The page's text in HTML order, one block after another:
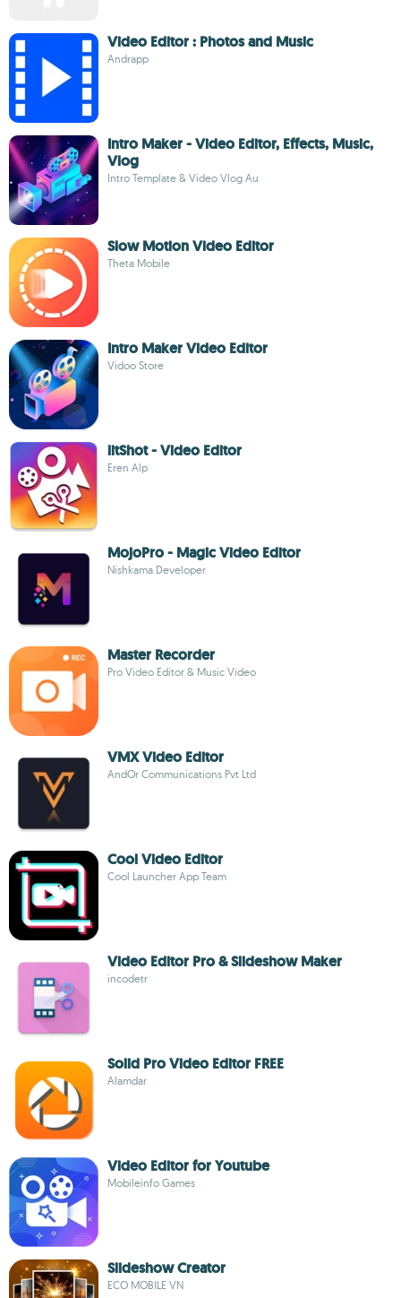
Video Editor : Photos and Music
Andrapp
Intro Maker - Video Editor, Effects, Music,
Vlog
Intro Template & Video Vlog Au
Slow Motion Video Editor
Theta Mobile
Intro Maker Video Editor
Vidoo Store
litShot - Video Editor
Eren Alp
MojoPro - Magic Video Editor
Nishkama Developer
Master Recorder
Pro Video Editor & Music Video
VMX Video Editor
AndOr Communications Pvt Ltd
Cool Video Editor
Cool Launcher App Team
Video Editor Pro & Slideshow Maker
incodetr
Solid Pro Video Editor FREE
Alamdar
Video Editor for Youtube
Mobileinfo Games
Slideshow Creator
ECO MOBILE VN